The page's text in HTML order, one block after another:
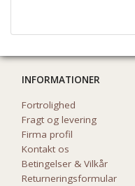
INFORMATIONER
Fortrolighed
Fragt og levering
Firma profil
Kontakt os
Betingelser & Vilkår
Returneringsformular